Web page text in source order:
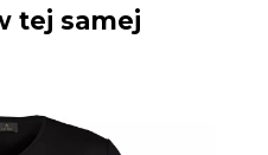
tej samej